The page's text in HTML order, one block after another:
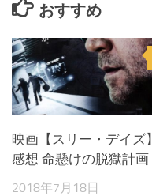
おすすめ
映画【スリー・デイズ】
感想 命懸けの脱獄計画
2018年7月18日